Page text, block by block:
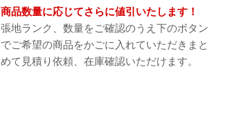
商品数量に応じてさらに値引いたします！
張地ランク、数量をご確認のうえ下のボタン
でご希望の商品をかごに入れていただきまと
めて見積り依頼、在庫確認いただけます。